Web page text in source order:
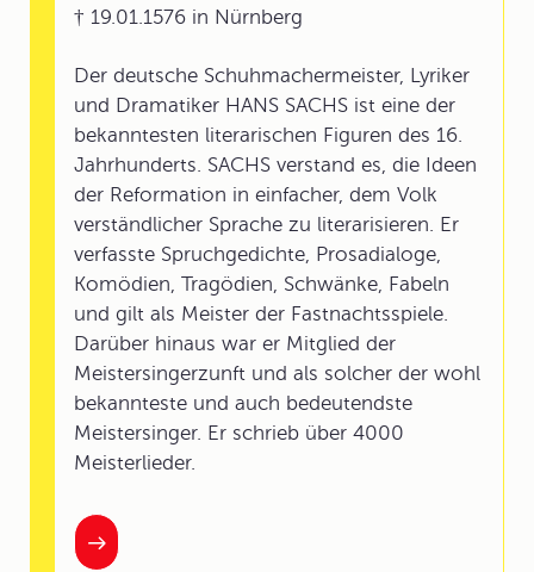
† 19.01.1576 in Nürnberg
Der deutsche Schuhmachermeister, Lyriker
und Dramatiker HANS SACHS ist eine der
bekanntesten literarischen Figuren des 16.
Jahrhunderts. SACHS verstand es, die Ideen
der Reformation in einfacher, dem Volk
verständlicher Sprache zu literarisieren. Er
verfasste Spruchgedichte, Prosadialoge,
Komödien, Tragödien, Schwänke, Fabeln
und gilt als Meister der Fastnachtsspiele.
Darüber hinaus war er Mitglied der
Meistersingerzunft und als solcher der wohl
bekannteste und auch bedeutendste
Meistersinger. Er schrieb über 4000
Meisterlieder.